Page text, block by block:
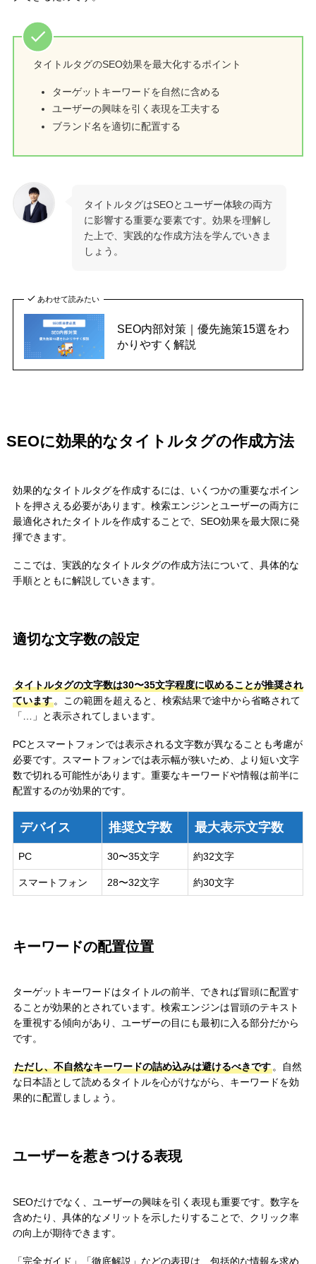
タイトルタグのSEO効果を最大化するポイント
ターゲットキーワードを自然に含める
ユーザーの興味を引く表現を工夫する
ブランド名を適切に配置する
タイトルタグはSEOとユーザー体験の両方
に影響する重要な要素です。効果を理解し
た上で、実践的な作成方法を学んでいきま
しょう。
あわせて読みたい
SEO内部対策｜優先施策15選をわ
かりやすく解説
SEOに効果的なタイトルタグの作成方法
効果的なタイトルタグを作成するには、いくつかの重要なポイン
トを押さえる必要があります。検索エンジンとユーザーの両方に
最適化されたタイトルを作成することで、SEO効果を最大限に発
揮できます。
ここでは、実践的なタイトルタグの作成方法について、具体的な
手順とともに解説していきます。
適切な文字数の設定
タイトルタグの文字数は30〜35文字程度に収めることが推奨され
ています。この範囲を超えると、検索結果で途中から省略されて
「…」と表示されてしまいます。
PCとスマートフォンでは表示される文字数が異なることも考慮が
必要です。スマートフォンでは表示幅が狭いため、より短い文字
数で切れる可能性があります。重要なキーワードや情報は前半に
配置するのが効果的です。
デバイス 推奨文字数 最大表示文字数
PC 30〜35文字 約32文字
スマートフォン 28〜32文字 約30文字
キーワードの配置位置
ターゲットキーワードはタイトルの前半、できれば冒頭に配置す
ることが効果的とされています。検索エンジンは冒頭のテキスト
を重視する傾向があり、ユーザーの目にも最初に入る部分だから
です。
ただし、不自然なキーワードの詰め込みは避けるべきです。自然
な日本語として読めるタイトルを心がけながら、キーワードを効
果的に配置しましょう。
ユーザーを惹きつける表現
SEOだけでなく、ユーザーの興味を引く表現も重要です。数字を
含めたり、具体的なメリットを示したりすることで、クリック率
の向上が期待できます。
「完全ガイド」「徹底解説」などの表現は、包括的な情報を求め